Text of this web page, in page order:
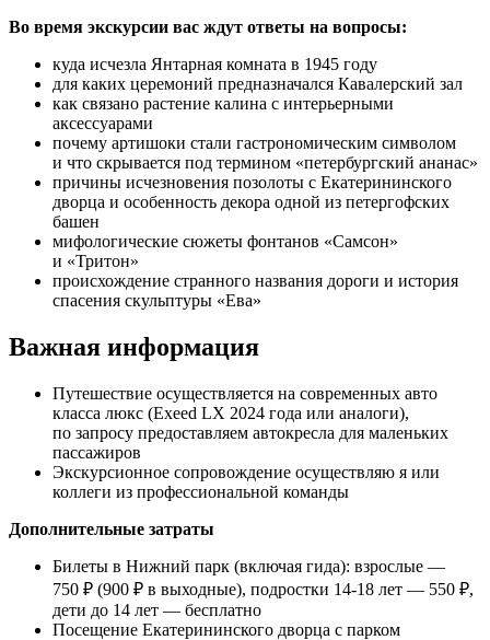
Во время экскурсии вас ждут ответы на вопросы:
куда исчезла Янтарная комната в 1945 году
для каких церемоний предназначался Кавалерский зал
как связано растение калина с интерьерными
аксессуарами
почему артишоки стали гастрономическим символом
и что скрывается под термином «петербургский ананас»
причины исчезновения позолоты с Екатерининского
дворца и особенность декора одной из петергофских
башен
мифологические сюжеты фонтанов «Самсон»
и «Тритон»
происхождение странного названия дороги и история
спасения скульптуры «Ева»
Важная информация
Путешествие осуществляется на современных авто
класса люкс (Exeed LX 2024 года или аналоги),
по запросу предоставляем автокресла для маленьких
пассажиров
Экскурсионное сопровождение осуществляю я или
коллеги из профессиональной команды
Дополнительные затраты
Билеты в Нижний парк (включая гида): взрослые —
750 ₽ (900 ₽ в выходные), подростки 14-18 лет — 550 ₽,
дети до 14 лет — бесплатно
Посещение Екатерининского дворца с парком